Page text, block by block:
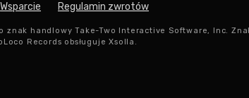
Wsparcie Regulamin zwrotów
znak handlowy Take-Two Interactive Software, Inc.
Records obsługuje Xsolla.